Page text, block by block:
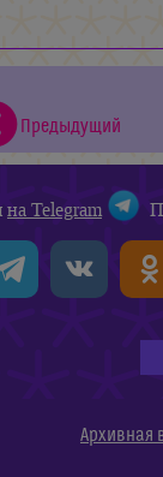
Предыдущий
на Telegram
Архивная